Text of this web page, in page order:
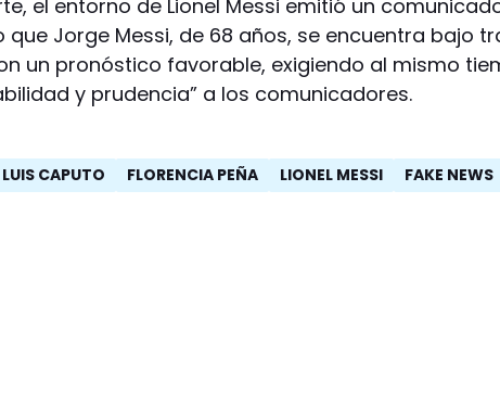
el entorno de Lionel Messi emitió un
que Jorge Messi, de 68 años, se encuentra bajo
un pronóstico favorable, exigiendo al mismo
y prudencia” a los comunicadores.
LUIS CAPUTO FLORENCIA PEÑA LIONEL MESSI FAKE NEWS